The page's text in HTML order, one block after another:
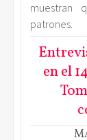
muestran
patrones.
en el